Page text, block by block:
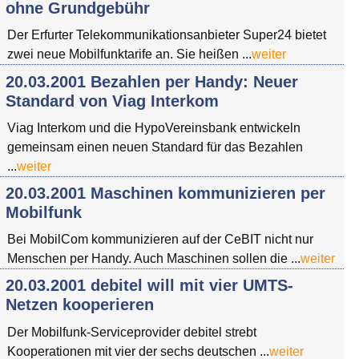
ohne Grundgebühr
Der Erfurter Telekommunikationsanbieter Super24 bietet
zwei neue Mobilfunktarife an. Sie heißen ...weiter
20.03.2001 Bezahlen per Handy: Neuer
Standard von Viag Interkom
Viag Interkom und die HypoVereinsbank entwickeln
gemeinsam einen neuen Standard für das Bezahlen
...weiter
20.03.2001 Maschinen kommunizieren per
Mobilfunk
Bei MobilCom kommunizieren auf der CeBIT nicht nur
Menschen per Handy. Auch Maschinen sollen die ...weiter
20.03.2001 debitel will mit vier UMTS-
Netzen kooperieren
Der Mobilfunk-Serviceprovider debitel strebt
Kooperationen mit vier der sechs deutschen ...weiter